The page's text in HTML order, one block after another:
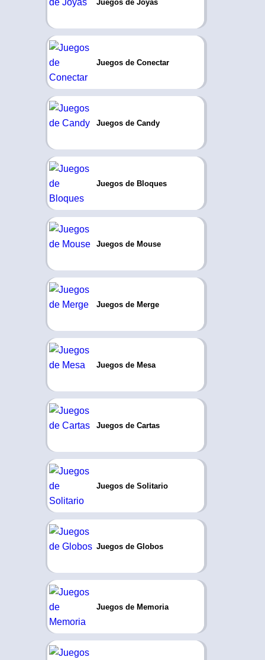
Juegos de Joyas
Juegos de Conectar
Juegos de Candy
Juegos de Bloques
Juegos de Mouse
Juegos de Merge
Juegos de Mesa
Juegos de Cartas
Juegos de Solitario
Juegos de Globos
Juegos de Memoria